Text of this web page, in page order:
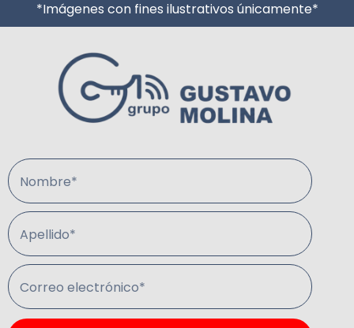
*Imágenes con fines ilustrativos únicamente*
Nombre*
Apellido*
Correo electrónico*